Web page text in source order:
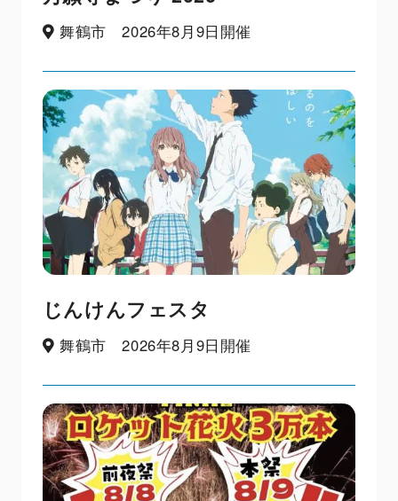
舞鶴市 2026年8月9日開催
じんけんフェスタ
舞鶴市 2026年8月9日開催